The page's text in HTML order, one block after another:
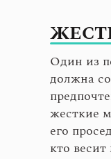
Один из
должна
жесткие
его
кто